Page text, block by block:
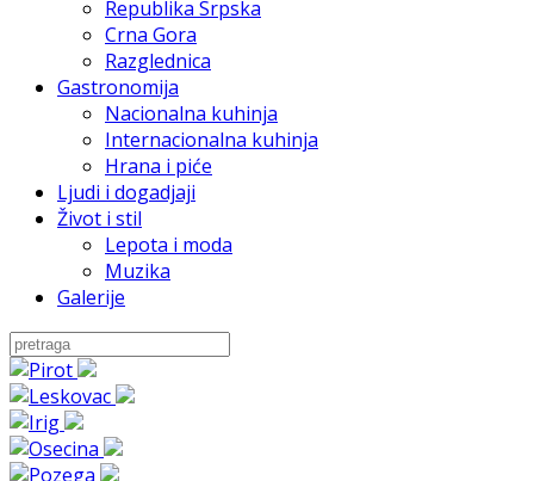
Republika Srpska
Crna Gora
Razglednica
Gastronomija
Nacionalna kuhinja
Internacionalna kuhinja
Hrana i piće
Ljudi i dogadjaji
Život i stil
Lepota i moda
Muzika
Galerije